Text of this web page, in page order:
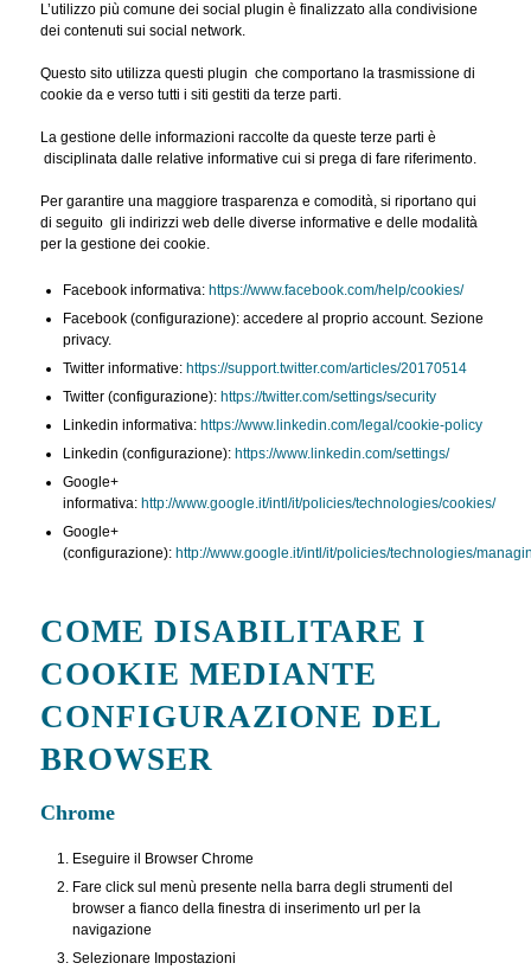
L’utilizzo più comune dei social plugin è finalizzato alla condivisione
dei contenuti sui social network.
Questo sito utilizza questi plugin che comportano la trasmissione di
cookie da e verso tutti i siti gestiti da terze parti.
La gestione delle informazioni raccolte da queste terze parti è
disciplinata dalle relative informative cui si prega di fare riferimento.
Per garantire una maggiore trasparenza e comodità, si riportano qui
di seguito gli indirizzi web delle diverse informative e delle modalità
per la gestione dei cookie.
Facebook informativa: https://www.facebook.com/help/cookies/
Facebook (configurazione): accedere al proprio account. Sezione
privacy.
Twitter informative: https://support.twitter.com/articles/20170514
Twitter (configurazione): https://twitter.com/settings/security
Linkedin informativa: https://www.linkedin.com/legal/cookie-policy
Linkedin (configurazione): https://www.linkedin.com/settings/
Google+
informativa: http://www.google.it/intl/it/policies/technologies/cookies/
Google+
(configurazione): http://www.google.it/intl/it/policies/technologies/
COME DISABILITARE I
COOKIE MEDIANTE
CONFIGURAZIONE DEL
BROWSER
Chrome
Eseguire il Browser Chrome
Fare click sul menù presente nella barra degli strumenti del
browser a fianco della finestra di inserimento url per la
navigazione
Selezionare Impostazioni